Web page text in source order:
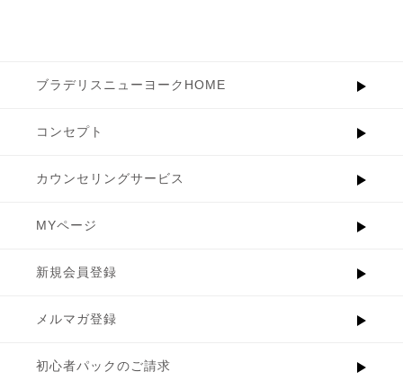
ブラデリスニューヨークHOME
コンセプト
カウンセリングサービス
MYページ
新規会員登録
メルマガ登録
初心者パックのご請求